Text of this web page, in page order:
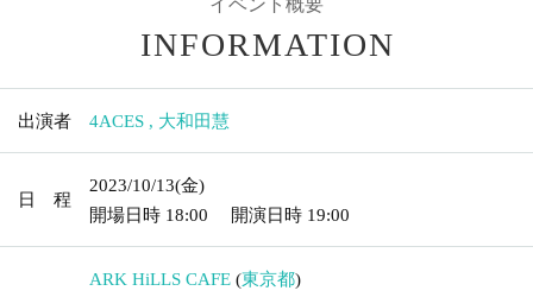
INFORMATION
出演者 4ACES , 大和田慧
日 程
2023/10/13(金)
開場日時 18:00 開演日時 19:00
ARK HiLLS CAFE (東京都)